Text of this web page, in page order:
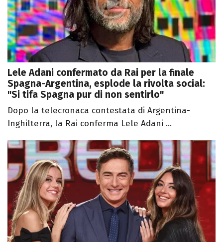
Lele Adani confermato da Rai per la finale
Spagna-Argentina, esplode la rivolta social:
"Si tifa Spagna pur di non sentirlo"
Dopo la telecronaca contestata di Argentina-
Inghilterra, la Rai conferma Lele Adani ...